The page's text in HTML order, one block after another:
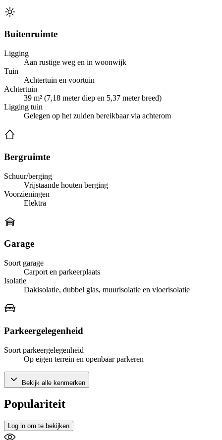
Buitenruimte
Ligging
Aan rustige weg en in woonwijk
Tuin
Achtertuin en voortuin
Achtertuin
39 m² (7,18 meter diep en 5,37 meter breed)
Ligging tuin
Gelegen op het zuiden bereikbaar via achterom
Bergruimte
Schuur/berging
Vrijstaande houten berging
Voorzieningen
Elektra
Garage
Soort garage
Carport en parkeerplaats
Isolatie
Dakisolatie, dubbel glas, muurisolatie en vloerisolatie
Parkeergelegenheid
Soort parkeergelegenheid
Op eigen terrein en openbaar parkeren
Bekijk alle kenmerken
Populariteit
Log in om te bekijken